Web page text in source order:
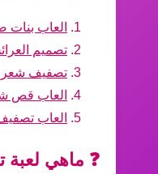
العاب بنات
تصميم
تصفيف شعر
العاب قص
العاب
❓ ماهي